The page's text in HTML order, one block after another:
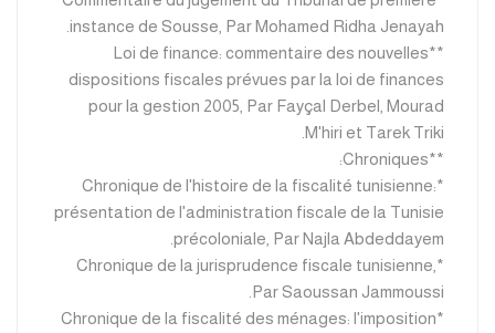
instance de Sousse, Par Mohamed Ridha Jenayah.
**Loi de finance: commentaire des nouvelles
dispositions fiscales prévues par la loi de finances
pour la gestion 2005, Par Fayçal Derbel, Mourad
M'hiri et Tarek Triki.
**Chroniques:
*Chronique de l'histoire de la fiscalité tunisienne:
présentation de l'administration fiscale de la Tunisie
précoloniale, Par Najla Abdeddayem.
*Chronique de la jurisprudence fiscale tunisienne,
Par Saoussan Jammoussi.
*Chronique de la fiscalité des ménages: l'imposition